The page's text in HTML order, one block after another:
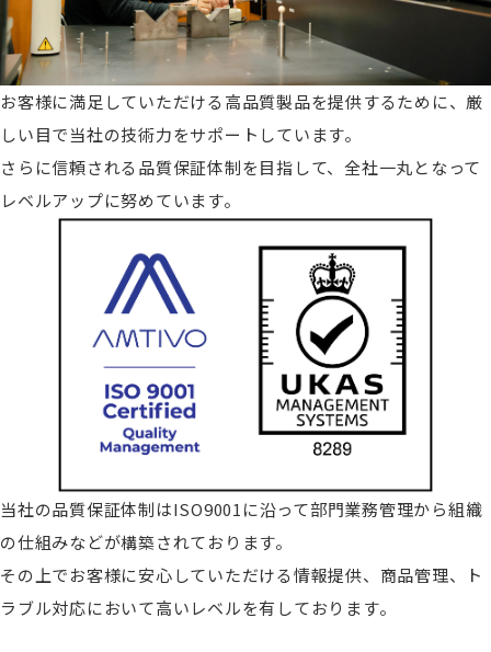
お客様に満足していただける高品質製品を提供するために、厳
しい目で当社の技術力をサポートしています。
さらに信頼される品質保証体制を目指して、全社一丸となって
レベルアップに努めています。
当社の品質保証体制はISO9001に沿って部門業務管理から組織
の仕組みなどが構築されております。
その上でお客様に安心していただける情報提供、商品管理、ト
ラブル対応において高いレベルを有しております。